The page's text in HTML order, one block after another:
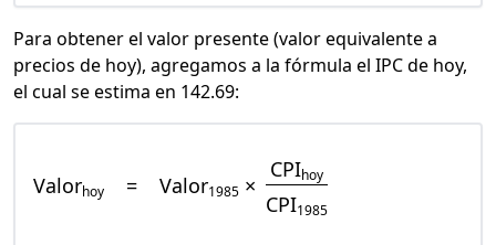
Para obtener el valor presente (valor equivalente a
precios de hoy), agregamos a la fórmula el IPC de hoy,
el cual se estima en 142.69:
Valorhoy = Valor1985 ×
CPIhoy
CPI1985